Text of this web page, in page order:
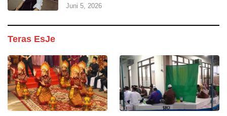
Juni 5, 2026
Teras EsJe